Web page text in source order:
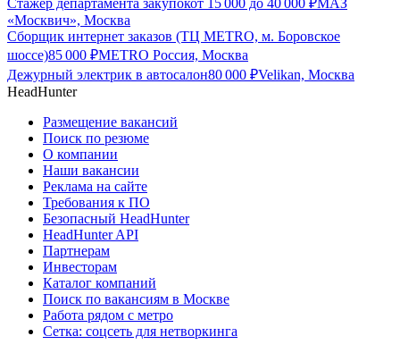
Стажер департамента закупокот 15 000 до 40 000 ₽МАЗ
«Москвич», Москва
Сборщик интернет заказов (ТЦ METRO, м. Боровское
шоссе)85 000 ₽METRO Россия, Москва
Дежурный электрик в автосалон80 000 ₽Velikan, Москва
HeadHunter
Размещение вакансий
Поиск по резюме
О компании
Наши вакансии
Реклама на сайте
Требования к ПО
Безопасный HeadHunter
HeadHunter API
Партнерам
Инвесторам
Каталог компаний
Поиск по вакансиям в Москве
Работа рядом с метро
Сетка: соцсеть для нетворкинга